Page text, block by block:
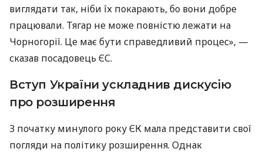
виглядати так, ніби їх покарають, бо вони добре
працювали. Тягар не може повністю лежати на
Чорногорії. Це має бути справедливий процес», —
сказав посадовець ЄС.
Вступ України ускладнив дискусію
про розширення
З початку минулого року ЄК мала представити свої
погляди на політику розширення. Однак